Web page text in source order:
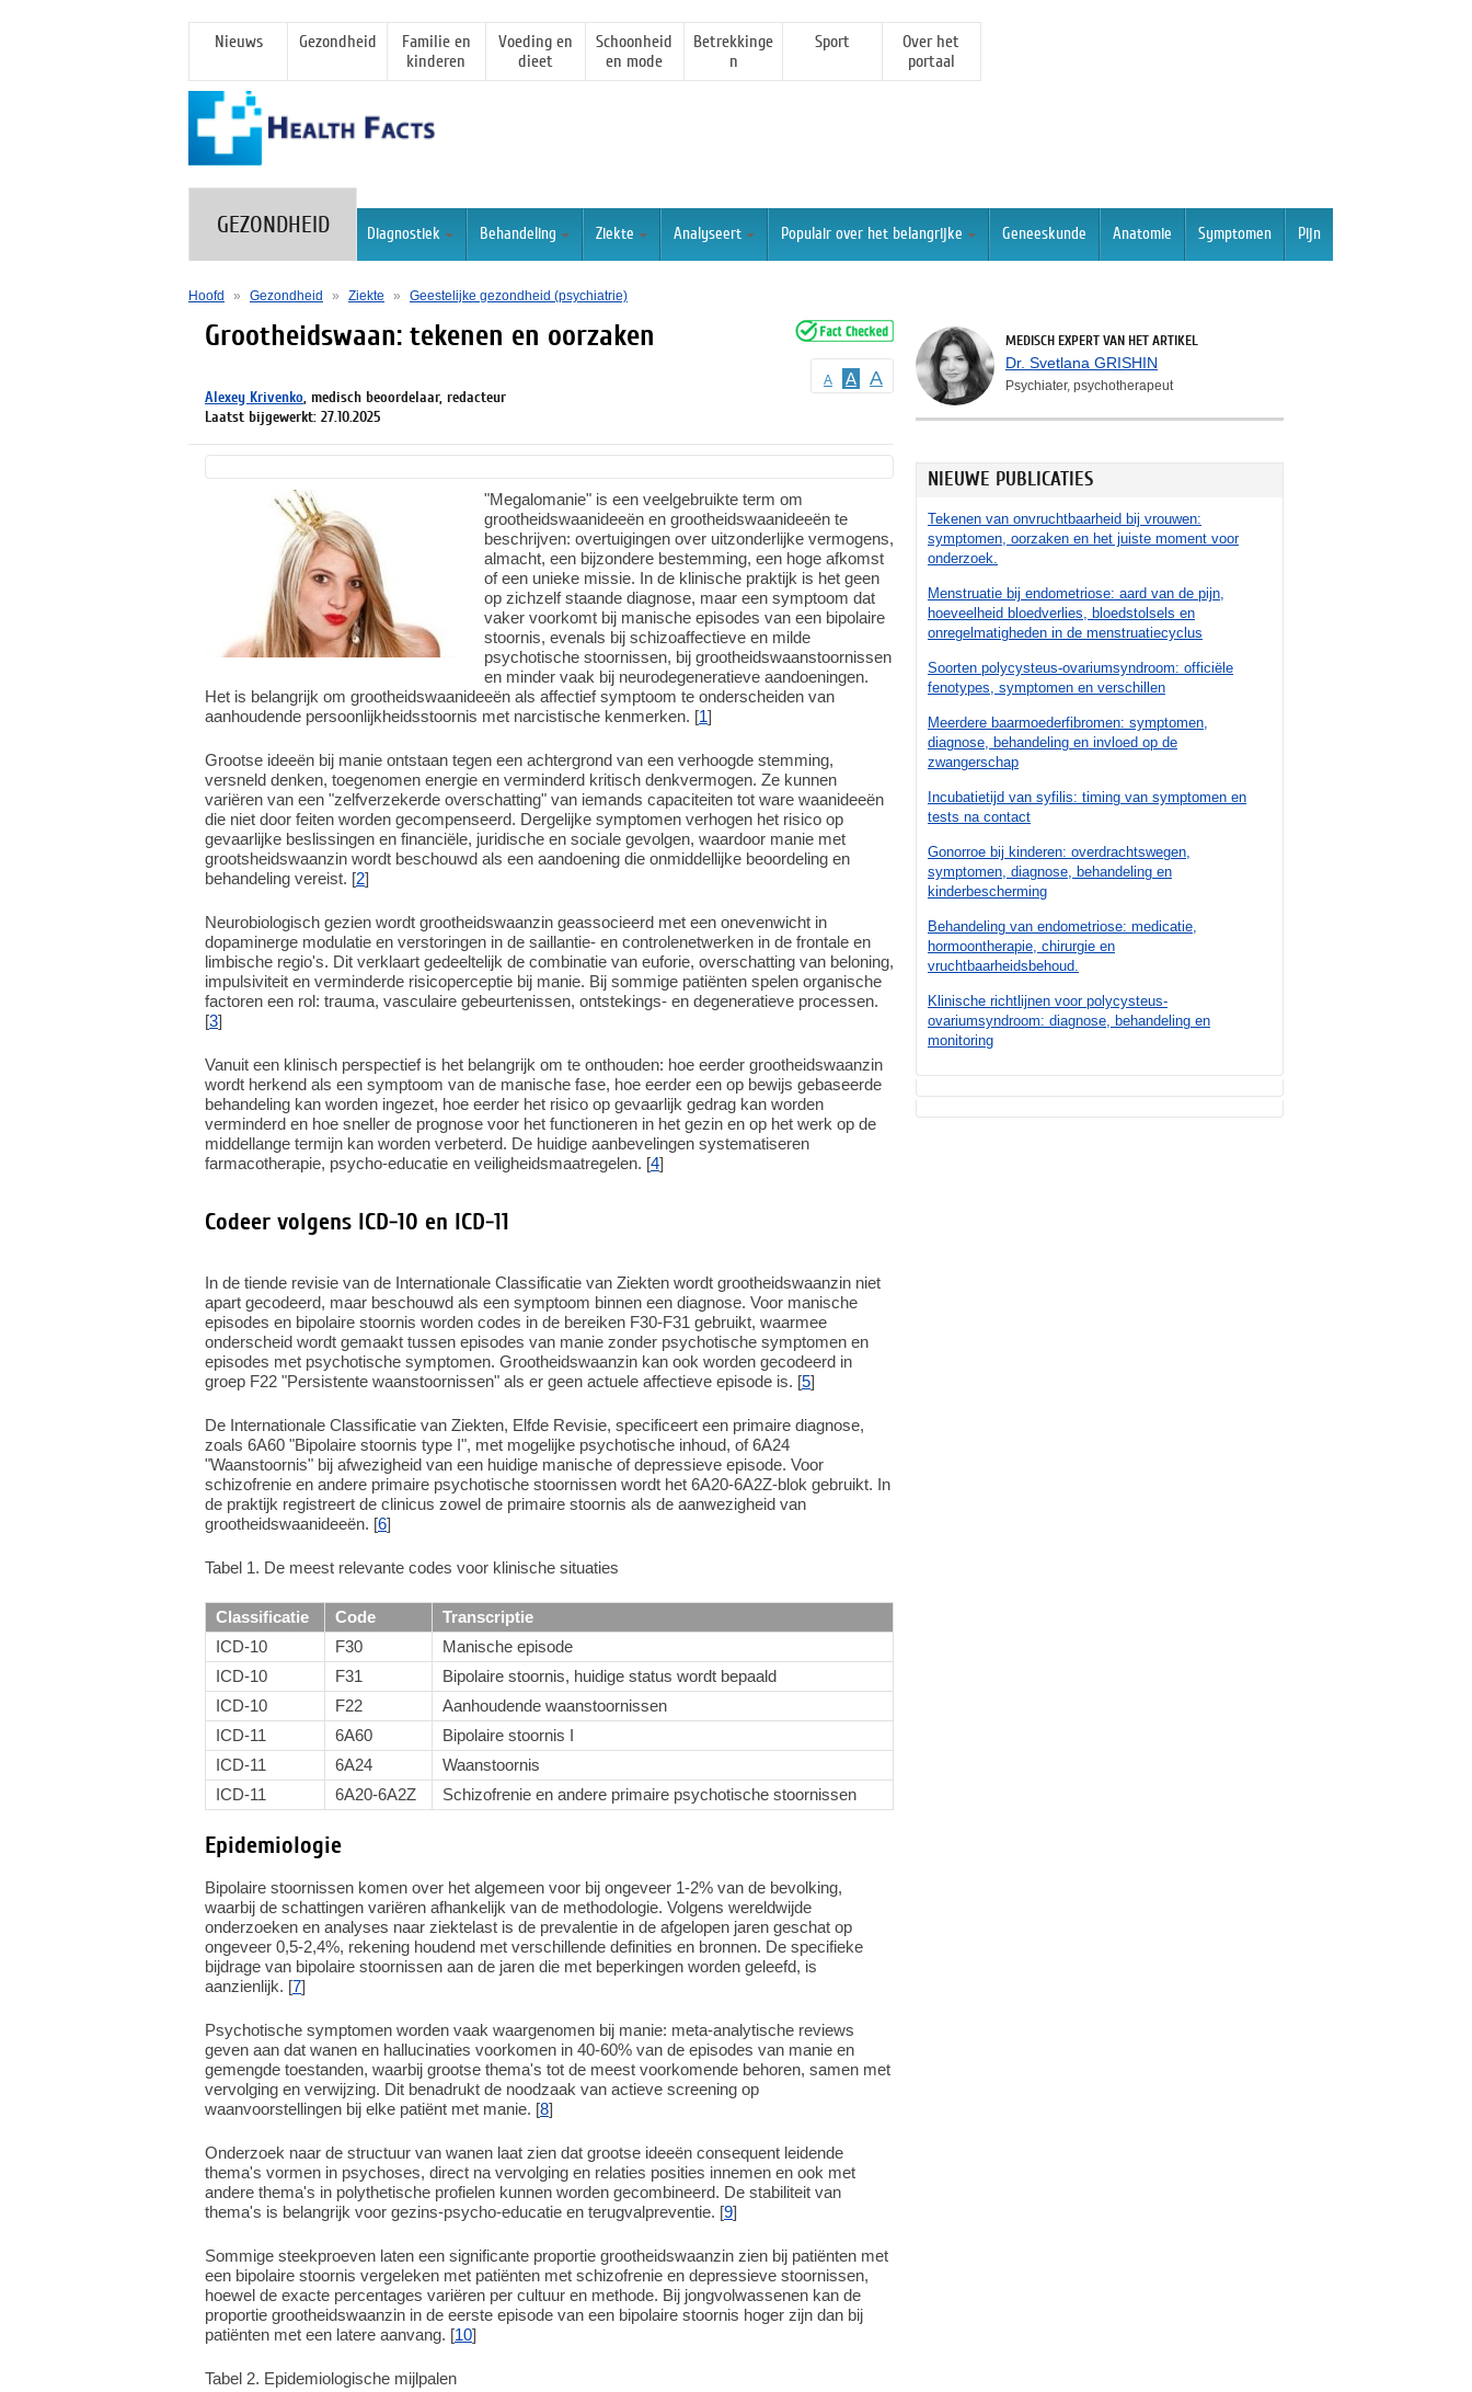
Nieuws Gezondheid
Familie en
kinderen
Voeding en
dieet
Schoonheid
en mode
Betrekkinge
n
Sport
Over het
portaal
GEZONDHEID Diagnostiek Behandeling Ziekte Analyseert Populair over het belangrijke Geneeskunde Anatomie Symptomen Pijn
Hoofd » Gezondheid » Ziekte » Geestelijke gezondheid (psychiatrie)
MEDISCH EXPERT VAN HET ARTIKEL
Dr. Svetlana GRISHIN
Psychiater, psychotherapeut
NIEUWE PUBLICATIES
Tekenen van onvruchtbaarheid bij vrouwen:
symptomen, oorzaken en het juiste moment voor
onderzoek.
Menstruatie bij endometriose: aard van de pijn,
hoeveelheid bloedverlies, bloedstolsels en
onregelmatigheden in de menstruatiecyclus
Soorten polycysteus-ovariumsyndroom: officiële
fenotypes, symptomen en verschillen
Meerdere baarmoederfibromen: symptomen,
diagnose, behandeling en invloed op de
zwangerschap
Incubatietijd van syfilis: timing van symptomen en
tests na contact
Gonorroe bij kinderen: overdrachtswegen,
symptomen, diagnose, behandeling en
kinderbescherming
Behandeling van endometriose: medicatie,
hormoontherapie, chirurgie en
vruchtbaarheidsbehoud.
Klinische richtlijnen voor polycysteus-
ovariumsyndroom: diagnose, behandeling en
monitoring
A A A
Grootheidswaan: tekenen en oorzaken
Alexey Krivenko, medisch beoordelaar, redacteur
Laatst bijgewerkt: 27.10.2025
"Megalomanie" is een veelgebruikte term om
grootheidswaanideeën en grootheidswaanideeën te
beschrijven: overtuigingen over uitzonderlijke vermogens,
almacht, een bijzondere bestemming, een hoge afkomst
of een unieke missie. In de klinische praktijk is het geen
op zichzelf staande diagnose, maar een symptoom dat
vaker voorkomt bij manische episodes van een bipolaire
stoornis, evenals bij schizoaffectieve en milde
psychotische stoornissen, bij grootheidswaanstoornissen
en minder vaak bij neurodegeneratieve aandoeningen.
Het is belangrijk om grootheidswaanideeën als affectief symptoom te onderscheiden van
aanhoudende persoonlijkheidsstoornis met narcistische kenmerken. [1]
Grootse ideeën bij manie ontstaan tegen een achtergrond van een verhoogde stemming,
versneld denken, toegenomen energie en verminderd kritisch denkvermogen. Ze kunnen
variëren van een "zelfverzekerde overschatting" van iemands capaciteiten tot ware waanideeën
die niet door feiten worden gecompenseerd. Dergelijke symptomen verhogen het risico op
gevaarlijke beslissingen en financiële, juridische en sociale gevolgen, waardoor manie met
grootsheidswaanzin wordt beschouwd als een aandoening die onmiddellijke beoordeling en
behandeling vereist. [2]
Neurobiologisch gezien wordt grootheidswaanzin geassocieerd met een onevenwicht in
dopaminerge modulatie en verstoringen in de saillantie- en controlenetwerken in de frontale en
limbische regio's. Dit verklaart gedeeltelijk de combinatie van euforie, overschatting van beloning,
impulsiviteit en verminderde risicoperceptie bij manie. Bij sommige patiënten spelen organische
factoren een rol: trauma, vasculaire gebeurtenissen, ontstekings- en degeneratieve processen.
[3]
Vanuit een klinisch perspectief is het belangrijk om te onthouden: hoe eerder grootheidswaanzin
wordt herkend als een symptoom van de manische fase, hoe eerder een op bewijs gebaseerde
behandeling kan worden ingezet, hoe eerder het risico op gevaarlijk gedrag kan worden
verminderd en hoe sneller de prognose voor het functioneren in het gezin en op het werk op de
middellange termijn kan worden verbeterd. De huidige aanbevelingen systematiseren
farmacotherapie, psycho-educatie en veiligheidsmaatregelen. [4]
Codeer volgens ICD-10 en ICD-11
In de tiende revisie van de Internationale Classificatie van Ziekten wordt grootheidswaanzin niet
apart gecodeerd, maar beschouwd als een symptoom binnen een diagnose. Voor manische
episodes en bipolaire stoornis worden codes in de bereiken F30-F31 gebruikt, waarmee
onderscheid wordt gemaakt tussen episodes van manie zonder psychotische symptomen en
episodes met psychotische symptomen. Grootheidswaanzin kan ook worden gecodeerd in
groep F22 "Persistente waanstoornissen" als er geen actuele affectieve episode is. [5]
De Internationale Classificatie van Ziekten, Elfde Revisie, specificeert een primaire diagnose,
zoals 6A60 "Bipolaire stoornis type I", met mogelijke psychotische inhoud, of 6A24
"Waanstoornis" bij afwezigheid van een huidige manische of depressieve episode. Voor
schizofrenie en andere primaire psychotische stoornissen wordt het 6A20-6A2Z-blok gebruikt. In
de praktijk registreert de clinicus zowel de primaire stoornis als de aanwezigheid van
grootheidswaanideeën. [6]
Tabel 1. De meest relevante codes voor klinische situaties
Classificatie Code
Transcriptie
ICD-10
F30
Manische episode
ICD-10
F31
Bipolaire stoornis, huidige status wordt bepaald
ICD-10
F22
Aanhoudende waanstoornissen
ICD-11
6A60
Bipolaire stoornis I
ICD-11
6A24
Waanstoornis
ICD-11
6A20-6A2Z Schizofrenie en andere primaire psychotische stoornissen
Epidemiologie
Bipolaire stoornissen komen over het algemeen voor bij ongeveer 1-2% van de bevolking,
waarbij de schattingen variëren afhankelijk van de methodologie. Volgens wereldwijde
onderzoeken en analyses naar ziektelast is de prevalentie in de afgelopen jaren geschat op
ongeveer 0,5-2,4%, rekening houdend met verschillende definities en bronnen. De specifieke
bijdrage van bipolaire stoornissen aan de jaren die met beperkingen worden geleefd, is
aanzienlijk. [7]
Psychotische symptomen worden vaak waargenomen bij manie: meta-analytische reviews
geven aan dat wanen en hallucinaties voorkomen in 40-60% van de episodes van manie en
gemengde toestanden, waarbij grootse thema's tot de meest voorkomende behoren, samen met
vervolging en verwijzing. Dit benadrukt de noodzaak van actieve screening op
waanvoorstellingen bij elke patiënt met manie. [8]
Onderzoek naar de structuur van wanen laat zien dat grootse ideeën consequent leidende
thema's vormen in psychoses, direct na vervolging en relaties posities innemen en ook met
andere thema's in polythetische profielen kunnen worden gecombineerd. De stabiliteit van
thema's is belangrijk voor gezins-psycho-educatie en terugvalpreventie. [9]
Sommige steekproeven laten een significante proportie grootheidswaanzin zien bij patiënten met
een bipolaire stoornis vergeleken met patiënten met schizofrenie en depressieve stoornissen,
hoewel de exacte percentages variëren per cultuur en methode. Bij jongvolwassenen kan de
proportie grootheidswaanzin in de eerste episode van een bipolaire stoornis hoger zijn dan bij
patiënten met een latere aanvang. [10]
Tabel 2. Epidemiologische mijlpalen